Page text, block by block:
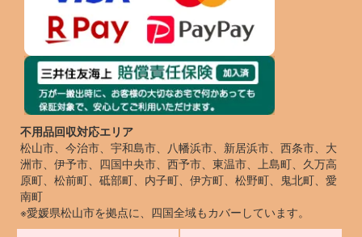
不用品回収対応エリア
松山市、今治市、宇和島市、八幡浜市、新居浜市、西条市、大
洲市、伊予市、四国中央市、西予市、東温市、上島町、久万高
原町、松前町、砥部町、内子町、伊方町、松野町、鬼北町、愛
南町
※愛媛県松山市を拠点に、四国全域もカバーしています。